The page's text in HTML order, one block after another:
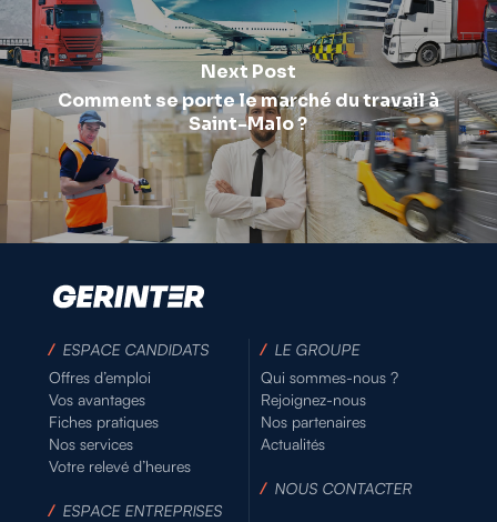
Next Post
Comment se porte le marché du travail à
Saint-Malo ?
/ ESPACE CANDIDATS
Offres d’emploi
Vos avantages
Fiches pratiques
Nos services
Votre relevé d’heures
/ ESPACE ENTREPRISES
/ LE GROUPE
Qui sommes-nous ?
Rejoignez-nous
Nos partenaires
Actualités
/NOUS CONTACTER